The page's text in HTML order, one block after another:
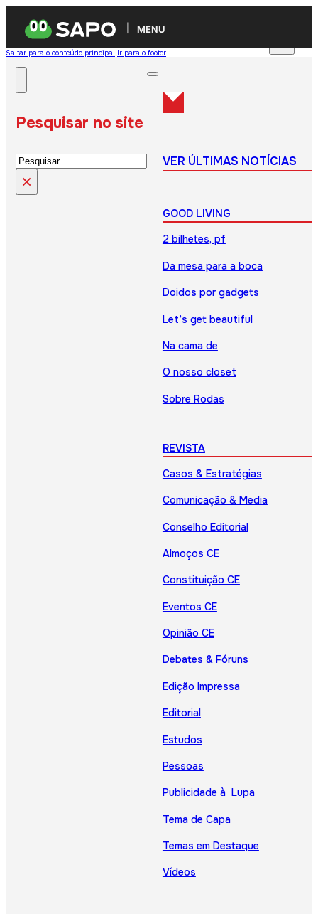
MENU
Saltar para o conteúdo principal Ir para o footer
Pesquisar no site
Pesquisar
×
VER ÚLTIMAS NOTÍCIAS
GOOD LIVING
2 bilhetes, pf
Da mesa para a boca
Doidos por gadgets
Let’s get beautiful
Na cama de
O nosso closet
Sobre Rodas
REVISTA
Casos & Estratégias
Comunicação & Media
Conselho Editorial
Almoços CE
Constituição CE
Eventos CE
Opinião CE
Debates & Fóruns
Edição Impressa
Editorial
Estudos
Pessoas
Publicidade à Lupa
Tema de Capa
Temas em Destaque
Vídeos